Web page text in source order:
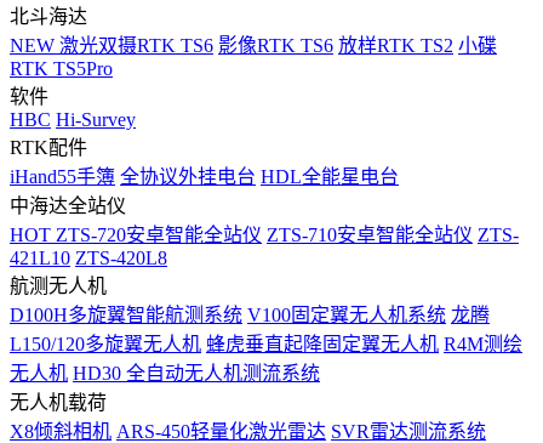
北斗海达
NEW 激光双摄RTK TS6 影像RTK TS6 放样RTK TS2 小碟
RTK TS5Pro
软件
HBC Hi-Survey
RTK配件
iHand55手簿 全协议外挂电台 HDL全能星电台
中海达全站仪
HOT ZTS-720安卓智能全站仪 ZTS-710安卓智能全站仪 ZTS-
421L10 ZTS-420L8
航测无人机
D100H多旋翼智能航测系统 V100固定翼无人机系统 龙腾
L150/120多旋翼无人机 蜂虎垂直起降固定翼无人机 R4M测绘
无人机 HD30 全自动无人机测流系统
无人机载荷
X8倾斜相机 ARS-450轻量化激光雷达 SVR雷达测流系统